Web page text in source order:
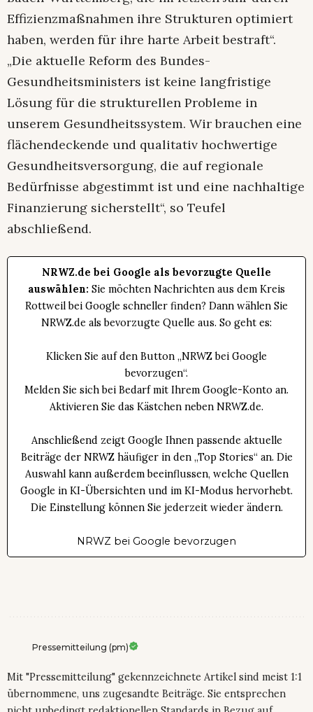
Effizienzmaßnahmen ihre Strukturen optimiert
haben, werden für ihre harte Arbeit bestraft“.
„Die aktuelle Reform des Bundes-
Gesundheitsministers ist keine langfristige
Lösung für die strukturellen Probleme in
unserem Gesundheitssystem. Wir brauchen eine
flächendeckende und qualitativ hochwertige
Gesundheitsversorgung, die auf regionale
Bedürfnisse abgestimmt ist und eine nachhaltige
Finanzierung sicherstellt“, so Teufel
abschließend.
NRWZ.de bei Google als bevorzugte Quelle
auswählen: Sie möchten Nachrichten aus dem Kreis
Rottweil bei Google schneller finden? Dann wählen Sie
NRWZ.de als bevorzugte Quelle aus. So geht es:
Klicken Sie auf den Button „NRWZ bei Google
bevorzugen“.
Melden Sie sich bei Bedarf mit Ihrem Google-Konto an.
Aktivieren Sie das Kästchen neben NRWZ.de.
Anschließend zeigt Google Ihnen passende aktuelle
Beiträge der NRWZ häufiger in den „Top Stories“ an. Die
Auswahl kann außerdem beeinflussen, welche Quellen
Google in KI-Übersichten und im KI-Modus hervorhebt.
Die Einstellung können Sie jederzeit wieder ändern.
NRWZ bei Google bevorzugen
Pressemitteilung (pm)
Mit "Pressemitteilung" gekennzeichnete Artikel sind meist 1:1
übernommene, uns zugesandte Beiträge. Sie entsprechen